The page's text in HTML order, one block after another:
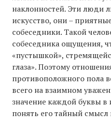
наклонностей. Эти люди
искусство, они –
собеседники. Такой
собеседника ощущения,
«пустышкой»,
глаза». Поэтому
противоположного пола
всего на взаимном
значение каждой буквы
понять его тайный смысл